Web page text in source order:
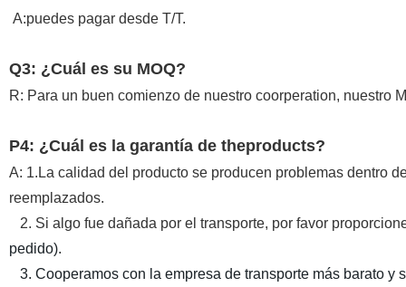
A:puedes pagar desde T/T.
Q3: ¿Cuál es su MOQ?
R: Para un buen comienzo de nuestro coorperation, nuestro
P4: ¿Cuál es la garantía de theproducts?
A: 1.La calidad del producto se producen problemas dentro
reemplazados.
2. Si algo fue dañada por el transporte, por favor
pedido).
3. Cooperamos con la empresa de transporte más barato y